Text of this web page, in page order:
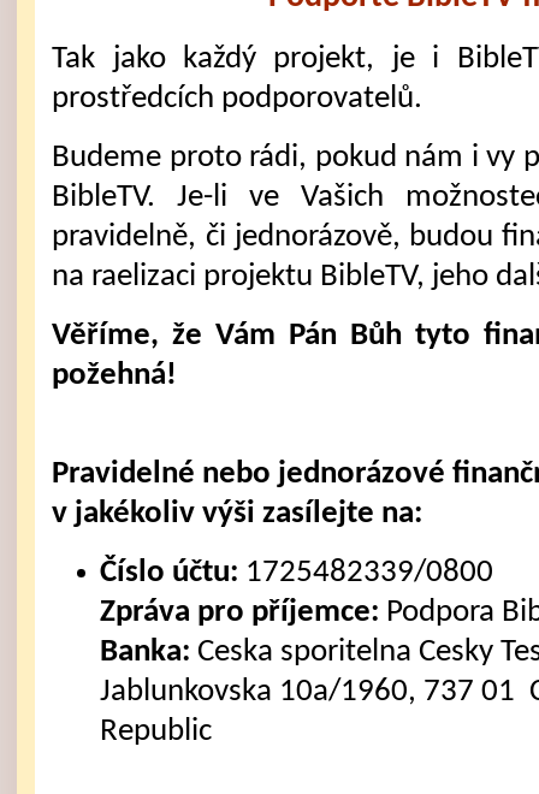
Tak jako každý projekt, je i
prostředcích podporovatelů.
Budeme proto rádi, pokud nám i vy
BibleTV. Je-li ve Vašich
pravidelně, či jednorázově, budou
na raelizaci projektu BibleTV, jeho
Věříme, že Vám Pán Bůh tyto
požehná!
Pravidelné nebo jednorázové
v jakékoliv výši zasílejte na:
Číslo účtu: 1725482339/0800
Zpráva pro příjemce: Podpora
Banka: Ceska sporitelna Cesky
Jablunkovska 10a/1960, 737 01
Republic